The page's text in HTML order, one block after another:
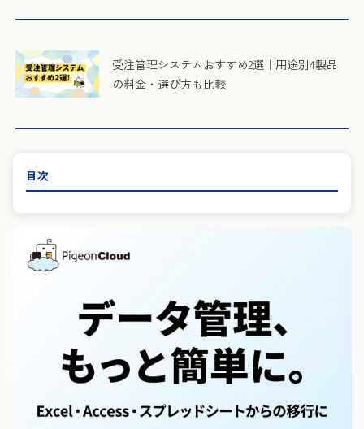
受注管理システムおすすめ2選｜用途別4製品
の料金・選び方も比較
目次